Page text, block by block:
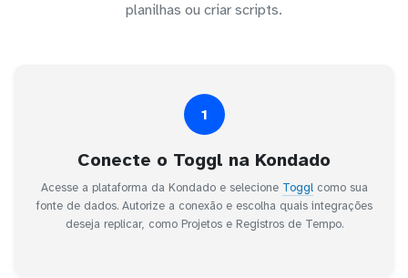
planilhas ou criar scripts.
1
Conecte o Toggl na Kondado
Acesse a plataforma da Kondado e selecione Togglcomo sua
fonte de dados. Autorize a conexão e escolha quais integrações
deseja replicar, como Projetos e Registros de Tempo.